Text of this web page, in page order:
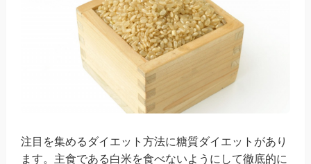
注目を集めるダイエット方法に糖質ダイエットがあり
ます。主食である白米を食べないようにして徹底的に